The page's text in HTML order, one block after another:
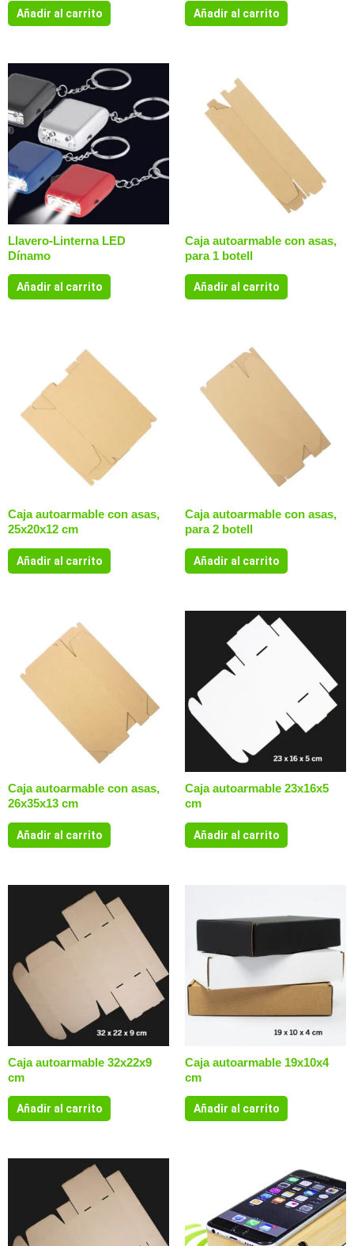
Añadir al carrito Añadir al carrito
Llavero-Linterna LED
Dínamo
Añadir al carrito
Caja autoarmable con asas,
para 1 botell
Añadir al carrito
Caja autoarmable con asas,
25x20x12 cm
Añadir al carrito
Caja autoarmable con asas,
para 2 botell
Añadir al carrito
Caja autoarmable con asas,
26x35x13 cm
Añadir al carrito
Caja autoarmable 23x16x5
cm
Añadir al carrito
Caja autoarmable 32x22x9
cm
Añadir al carrito
Caja autoarmable 19x10x4
cm
Añadir al carrito